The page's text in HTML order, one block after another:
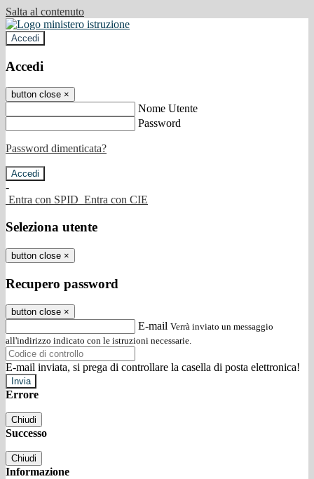
Salta al contenuto
Accedi
Accedi
button close ×
Nome Utente
Password
Password dimenticata?
-
Entra con SPID Entra con CIE
Seleziona utente
button close ×
Recupero password
button close ×
E-mail Verrà inviato un messaggio
all'indirizzo indicato con le istruzioni necessarie.
E-mail inviata, si prega di controllare la casella di posta elettronica!
Errore
Chiudi
Successo
Chiudi
Informazione